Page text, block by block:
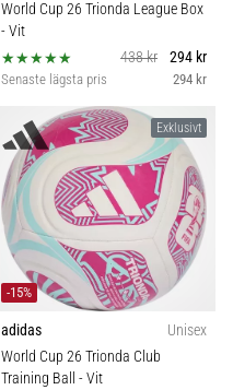
World Cup 26 Trionda League Box
- Vit
438 kr
294 kr
Senaste lägsta pris 294 kr
Exklusivt
-15%
adidas
Unisex
World Cup 26 Trionda Club
Training Ball - Vit